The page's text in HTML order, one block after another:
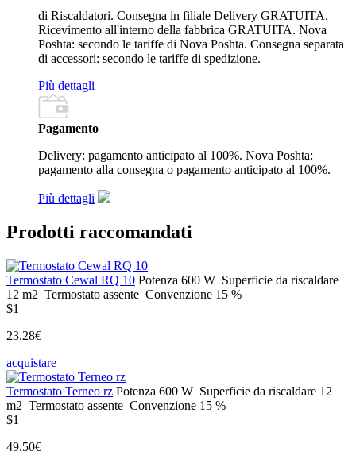
di Riscaldatori. Consegna in filiale Delivery GRATUITA.
Ricevimento all'interno della fabbrica GRATUITA. Nova
Poshta: secondo le tariffe di Nova Poshta. Consegna separata
di accessori: secondo le tariffe di spedizione.
Più dettagli
Pagamento
Delivery: pagamento anticipato al 100%. Nova Poshta:
pagamento alla consegna o pagamento anticipato al 100%.
Più dettagli
Prodotti raccomandati
Termostato Cewal RQ 10 Potenza 600 W Superficie da riscaldare
12 m2 Termostato assente Convenzione 15 %
$1
23.28€
acquistare
Termostato Terneo rz Potenza 600 W Superficie da riscaldare 12
m2 Termostato assente Convenzione 15 %
$1
49.50€